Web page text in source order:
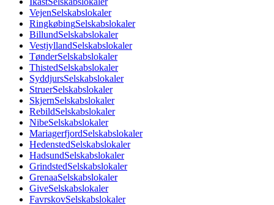
VejenSelskabslokaler
RingkøbingSelskabslokaler
BillundSelskabslokaler
VestjyllandSelskabslokaler
TønderSelskabslokaler
ThistedSelskabslokaler
SyddjursSelskabslokaler
StruerSelskabslokaler
SkjernSelskabslokaler
RebildSelskabslokaler
NibeSelskabslokaler
MariagerfjordSelskabslokaler
HedenstedSelskabslokaler
HadsundSelskabslokaler
GrindstedSelskabslokaler
GrenaaSelskabslokaler
GiveSelskabslokaler
FavrskovSelskabslokaler